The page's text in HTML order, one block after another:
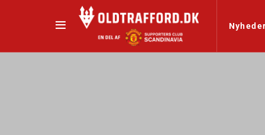
Nyheder